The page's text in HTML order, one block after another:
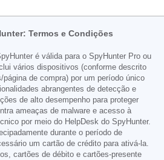
Termos e Condições
é válida para o SpyHunter Pro ou
vários dispositivos (conforme descrito
de compra) por um período único
abrangentes de detecção e
de alto desempenho para proteger
ameaças de malware e acesso à
por meio do HelpDesk do SpyHunter.
durante o período de
um cartão de crédito para ativá-la.
cartões de débito e cartões-presente